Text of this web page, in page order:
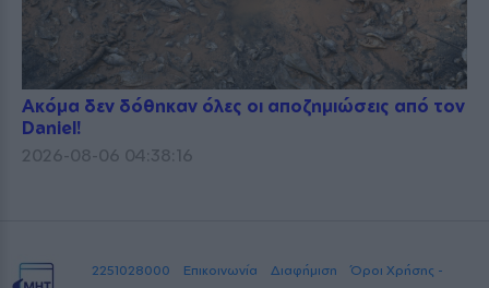
Ακόμα δεν δόθηκαν όλες οι αποζημιώσεις από τον
Daniel!
2026-08-06 04:38:16
2251028000 Επικοινωνία Διαφήμιση Όροι Χρήσης -